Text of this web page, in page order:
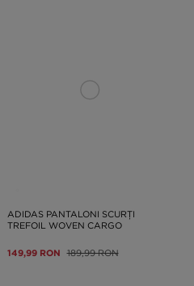
ADIDAS PANTALONI SCURȚI
TREFOIL WOVEN CARGO
149,99 RON 189,99 RON